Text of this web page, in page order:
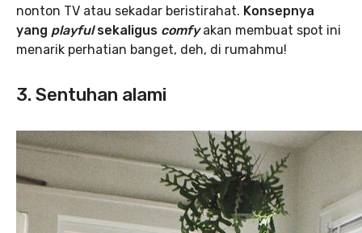
nonton TV atau sekadar beristirahat. Konsepnya
yang playfulsekaligus comfy akan membuat spot ini
menarik perhatian banget, deh, di rumahmu!
3. Sentuhan alami